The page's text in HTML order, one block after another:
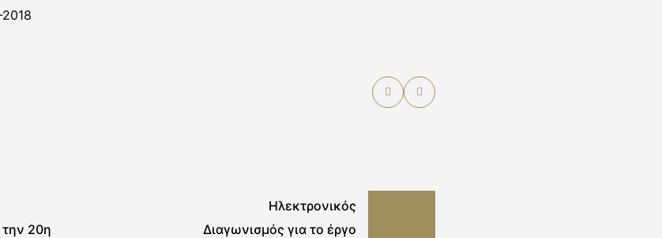
20η
Ηλεκτρονικός
Διαγωνισμός για το έργο